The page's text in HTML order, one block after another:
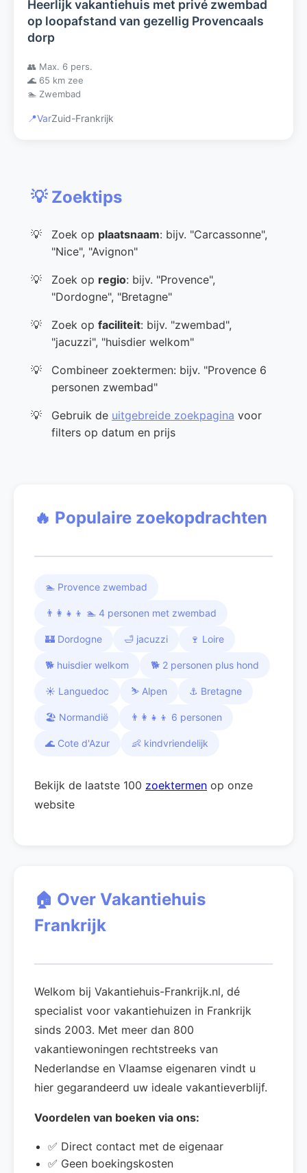
Heerlijk vakantiehuis met privé zwembad
op loopafstand van gezellig Provencaals
dorp
👥 Max. 6 pers.
🌊 65 km zee
🏊 Zwembad
📍VarZuid-Frankrijk
💡 Zoektips
Zoek op plaatsnaam: bijv. "Carcassonne",
"Nice", "Avignon"
Zoek op regio: bijv. "Provence",
"Dordogne", "Bretagne"
Zoek op faciliteit: bijv. "zwembad",
"jacuzzi", "huisdier welkom"
Combineer zoektermen: bijv. "Provence 6
personen zwembad"
Gebruik de uitgebreide zoekpagina voor
filters op datum en prijs
🔥 Populaire zoekopdrachten
🏊 Provence zwembad
👨‍👩‍👧‍👦 🏊 4 personen met zwembad
🏰 Dordogne 🛁 jacuzzi 🍷 Loire
🐕 huisdier welkom 🐕 2 personen plus hond
☀️ Languedoc ⛷️ Alpen ⚓ Bretagne
🏖️ Normandië 👨‍👩‍👧‍👦 6 personen
🌊 Cote d'Azur 👶 kindvriendelijk
Bekijk de laatste 100 zoektermen op onze
website
🏠 Over Vakantiehuis
Frankrijk
Welkom bij Vakantiehuis-Frankrijk.nl, dé
specialist voor vakantiehuizen in Frankrijk
sinds 2003. Met meer dan 800
vakantiewoningen rechtstreeks van
Nederlandse en Vlaamse eigenaren vindt u
hier gegarandeerd uw ideale vakantieverblijf.
Voordelen van boeken via ons:
✅ Direct contact met de eigenaar
✅ Geen boekingskosten